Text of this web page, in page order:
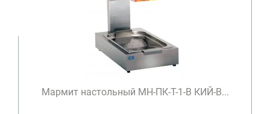
Мармит настольный МН-ПК-Т-1-В КИЙ-В...